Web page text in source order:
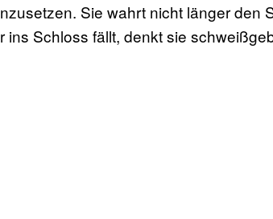
Sie wahrt nicht länger den
ins Schloss fällt, denkt sie